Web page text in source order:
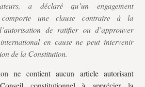
a déclaré qu’un engagement
comporte une clause contraire à la
de ratifier ou d’approuver
international en cause ne peut intervenir
de la Constitution.
ne contient aucun article autorisant